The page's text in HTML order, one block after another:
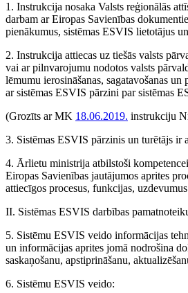
1. Instrukcija nosaka Valsts reģionālās
darbam ar Eiropas Savienības
pienākumus, sistēmas ESVIS lietotājus
2. Instrukcija attiecas uz tiešās valsts
vai ar pilnvarojumu nodotos valsts
lēmumu ierosināšanas, sagatavošanas
ar sistēmas ESVIS pārzini par sistēmas
(Grozīts ar MK 18.06.2019. instrukciju
3. Sistēmas ESVIS pārzinis un turētājs ir
4. Ārlietu ministrija atbilstoši
Eiropas Savienības jautājumos aprites
attiecīgos procesus, funkcijas,
II. Sistēmas ESVIS darbības
5. Sistēmu ESVIS veido informācijas
un informācijas aprites jomā nodrošina
saskaņošanu, apstiprināšanu,
6. Sistēmu ESVIS veido: